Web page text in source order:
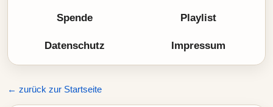
Spende Playlist
Datenschutz Impressum
← zurück zur Startseite